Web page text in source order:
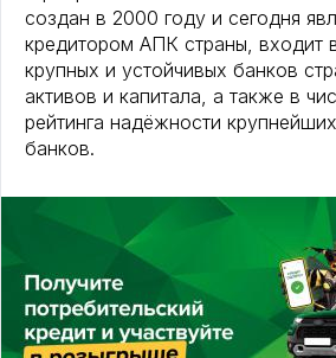
создан в 2000 году и сегодня
кредитором АПК страны, входит
крупных и устойчивых банков
активов и капитала, а также в
рейтинга надёжности
банков.